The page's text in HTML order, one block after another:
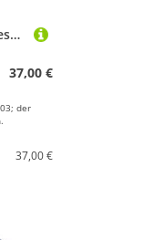
New Era 39Thirty Stretch Mesh Cap - Minnesota Vikings - S/M
37,00 €
der
37,00 €